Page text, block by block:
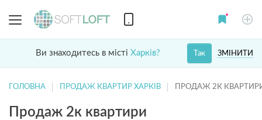
Ви знаходитесь в місті Харків? ЗМІНИТИ
Так
ГОЛОВНА ПРОДАЖ КВАРТИР ХАРКІВ ПРОДАЖ 2К
Продаж 2к квартири